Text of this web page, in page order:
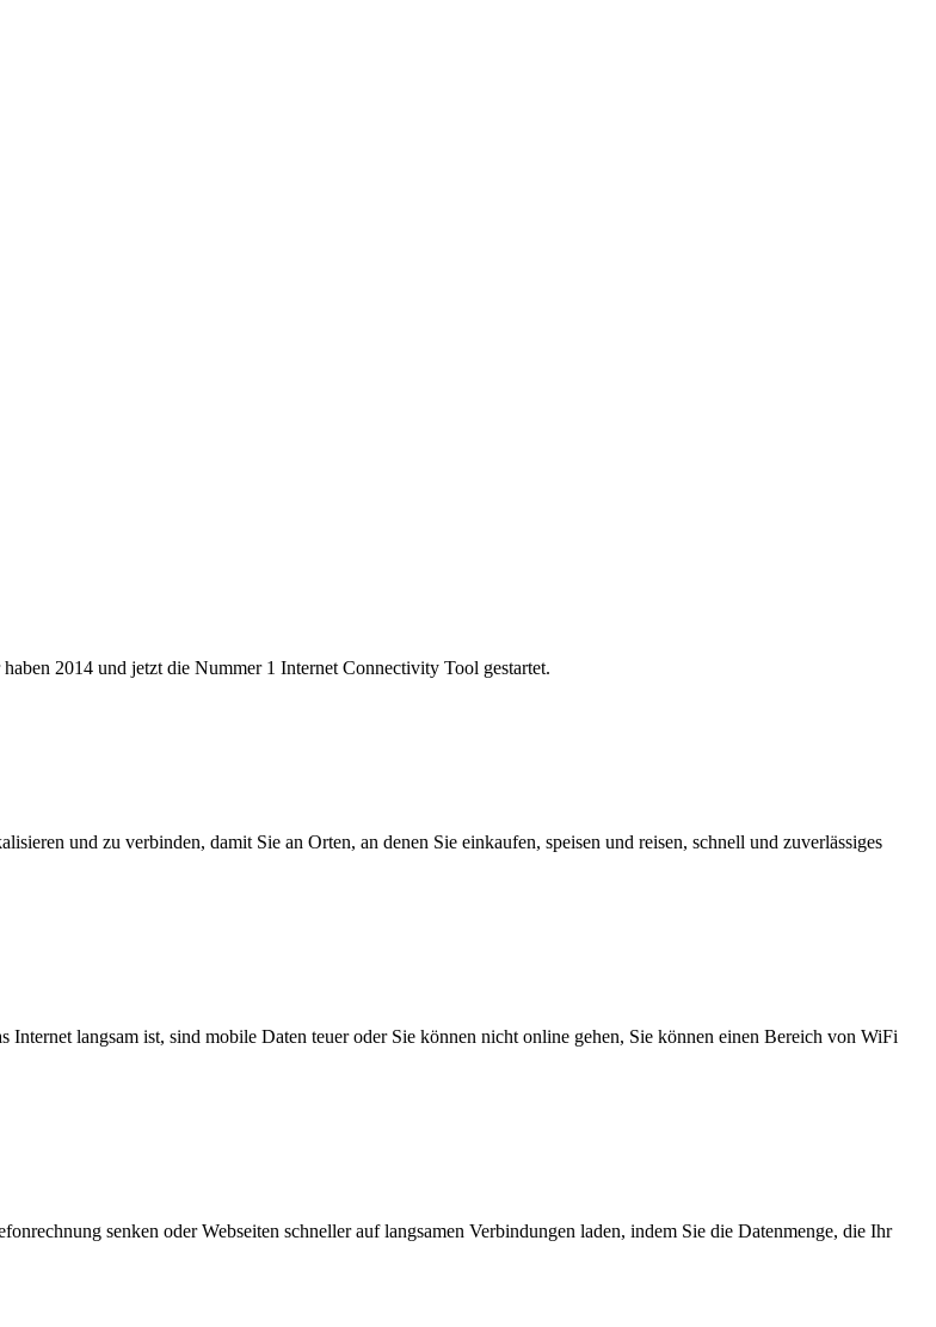
2014 und jetzt die Nummer 1 Internet Connectivity Tool gestartet.
und zu verbinden, damit Sie an Orten, an denen Sie einkaufen, speisen und reisen, schnell und zuverlässiges
langsam ist, sind mobile Daten teuer oder Sie können nicht online gehen, Sie können einen Bereich von WiFi
senken oder Webseiten schneller auf langsamen Verbindungen laden, indem Sie die Datenmenge, die Ihr